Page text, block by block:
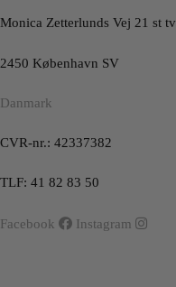
Monica Zetterlunds Vej 21 st tv
2450 København SV
Danmark
CVR-nr.: 42337382
TLF: 41 82 83 50
Facebook Instagram